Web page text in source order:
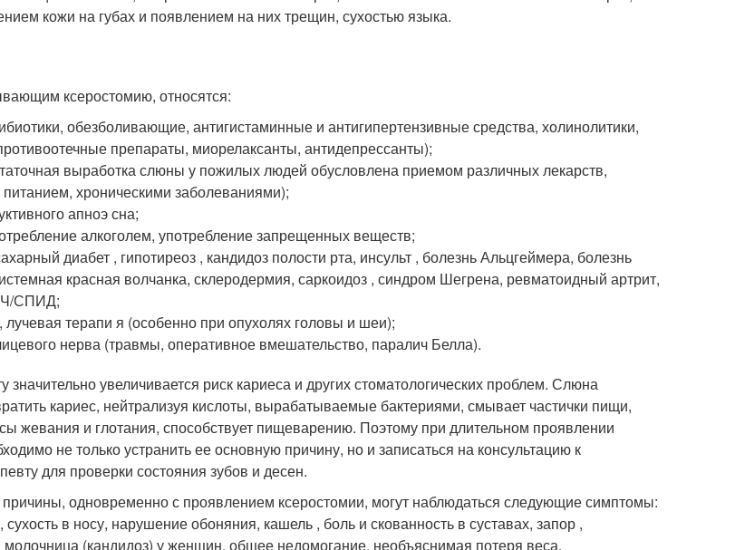
кожи на губах и появлением на них трещин, сухостью языка.
ксеростомию, относятся:
обезболивающие, антигистаминные и антигипертензивные средства, холинолитики,
препараты, миорелаксанты, антидепрессанты);
выработка слюны у пожилых людей обусловлена приемом различных лекарств,
хроническими заболеваниями);
апноэ сна;
алкоголем, употребление запрещенных веществ;
диабет , гипотиреоз , кандидоз полости рта, инсульт , болезнь Альцгеймера, болезнь
красная волчанка, склеродермия, саркоидоз , синдром Шегрена, ревматоидный артрит,
СПИД;
лучевая терапи я (особенно при опухолях головы и шеи);
нерва (травмы, оперативное вмешательство, паралич Белла).
значительно увеличивается риск кариеса и других стоматологических проблем. Слюна
кариес, нейтрализуя кислоты, вырабатываемые бактериями, смывает частички пищи,
жевания и глотания, способствует пищеварению. Поэтому при длительном проявлении
не только устранить ее основную причину, но и записаться на консультацию к
для проверки состояния зубов и десен.
причины, одновременно с проявлением ксеростомии, могут наблюдаться следующие симптомы:
сухость в носу, нарушение обоняния, кашель , боль и скованность в суставах, запор ,
(кандидоз) у женщин, общее недомогание, необъяснимая потеря веса.